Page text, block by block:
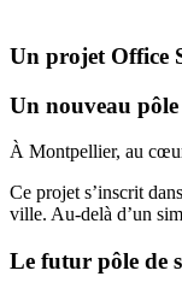
Un projet Office
Un nouveau
À Montpellier, au cœur
Ce projet s’inscrit
ville. Au-delà d’un
Le futur pôle de